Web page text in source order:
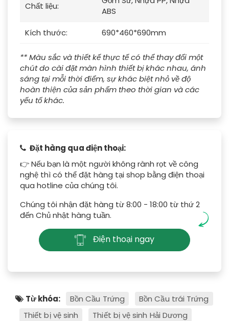
Chất liệu:
ABS
Kích thước:
690*460*690mm
** Màu sắc và thiết kế thực tế có thể thay đổi một
chút do cài đặt màn hình thiết bị khác nhau, ánh
sáng tại mỗi thời điểm, sự khác biệt nhỏ về độ
hoàn thiện của sản phẩm theo thời gian và các
yếu tố khác.
Đặt hàng qua điện thoại:
👉 Nếu bạn là một người không rành rọt về công
nghệ thì có thể đặt hàng tại shop bằng điện thoại
qua hotline của chúng tôi.
Chúng tôi nhận đặt hàng từ 8:00 - 18:00 từ thứ 2
đến Chủ nhật hàng tuần.
Điện thoại ngay
Từ khóa: Bồn Cầu Trứng
Bồn Cầu trái Trứng
Thiết bị vệ sinh
Thiết bị vệ sinh Hải Dương